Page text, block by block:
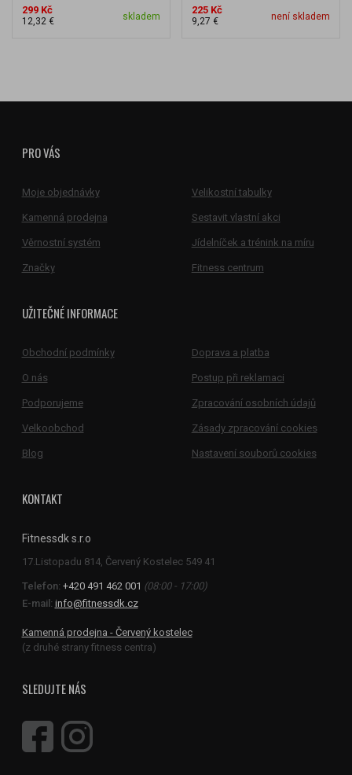
299 Kč
12,32 € skladem
225 Kč
9,27 € není skladem
PRO VÁS
Moje objednávky Velikostní tabulky
Kamenná prodejna Sestavit vlastní akci
Věrnostní systém Jídelníček a trénink na míru
Značky Fitness centrum
UŽITEČNÉ INFORMACE
Obchodní podmínky Doprava a platba
O nás Postup při reklamaci
Podporujeme Zpracování osobních údajů
Velkoobchod Zásady zpracování cookies
Blog Nastavení souborů cookies
KONTAKT
Fitnessdk s.r.o
Telefon: +420 491 462 001 (08:00 - 17:00)
E-mail: info@fitnessdk.cz
Kamenná prodejna - Červený kostelec
(z druhé strany fitness centra)
SLEDUJTE NÁS